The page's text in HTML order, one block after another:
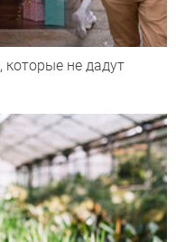
не дадут